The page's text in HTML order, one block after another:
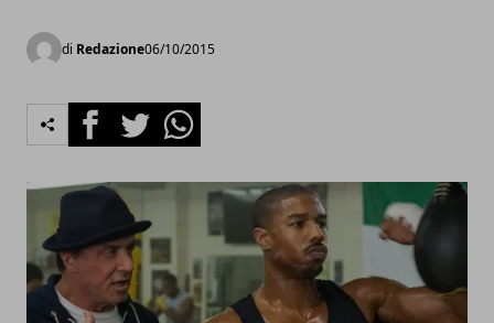
di Redazione06/10/2015
FacebookTwitterWhatsapp